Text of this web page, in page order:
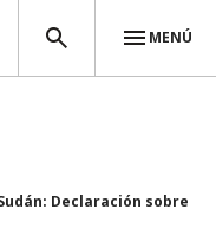
MENÚ
Declaración sobre la